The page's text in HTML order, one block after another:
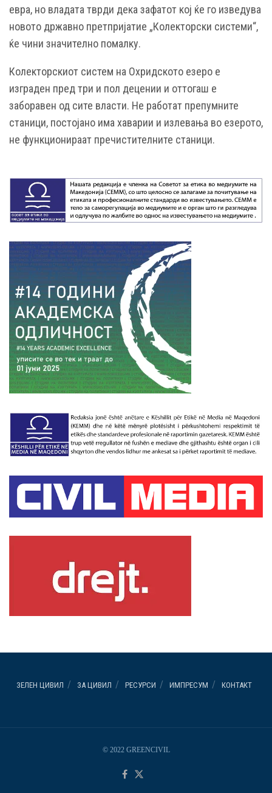
евра, но владата тврди дека зафатот кој ќе го изведува
новото државно претпријатие „Колекторски системи“,
ќе чини значително помалку.
Колекторскиот систем на Охридското езеро е
изграден пред три и пол децении и оттогаш е
заборавен од сите власти. Не работат препумните
станици, постојано има хаварии и излевања во езерото,
не функционираат пречистителните станици.
ЗЕЛЕН ЦИВИЛ ЗА ЦИВИЛ РЕСУРСИ ИМПРЕСУМ КОНТАКТ
© 2022 GREENCIVIL